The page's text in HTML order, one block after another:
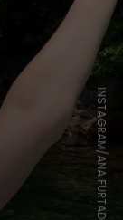
INSTAGRAM/ANA FURTADO